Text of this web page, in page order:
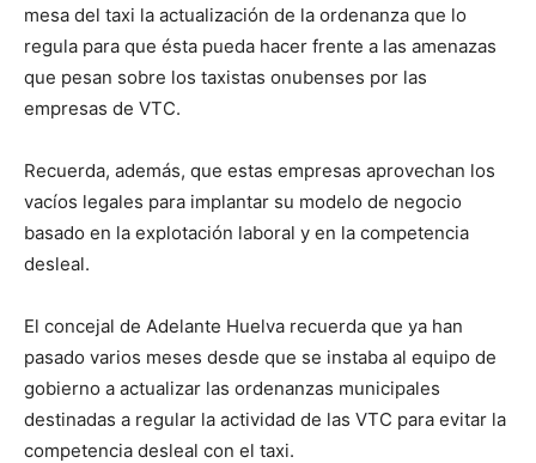
mesa del taxi la actualización de la ordenanza que lo
regula para que ésta pueda hacer frente a las amenazas
que pesan sobre los taxistas onubenses por las
empresas de VTC.
Recuerda, además, que estas empresas aprovechan los
vacíos legales para implantar su modelo de negocio
basado en la explotación laboral y en la competencia
desleal.
El concejal de Adelante Huelva recuerda que ya han
pasado varios meses desde que se instaba al equipo de
gobierno a actualizar las ordenanzas municipales
destinadas a regular la actividad de las VTC para evitar la
competencia desleal con el taxi.